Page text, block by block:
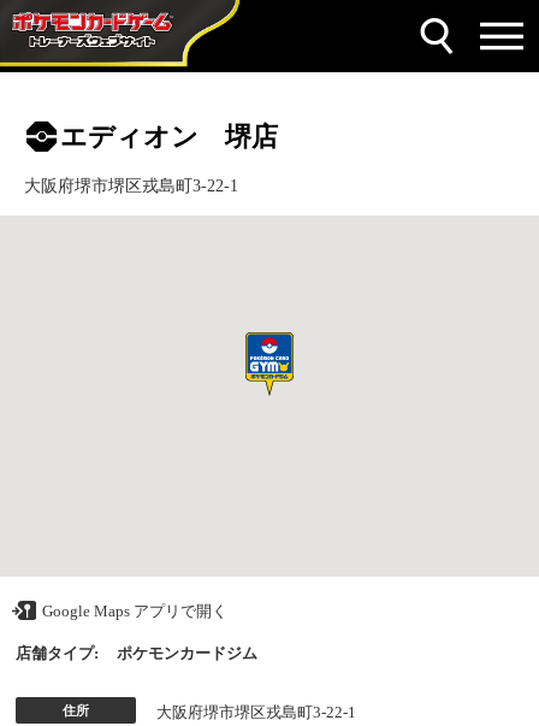
エディオン 堺店
大阪府堺市堺区戎島町3-22-1
Google Maps アプリで開く
店舗タイプ: ポケモンカードジム
住所 大阪府堺市堺区戎島町3-22-1